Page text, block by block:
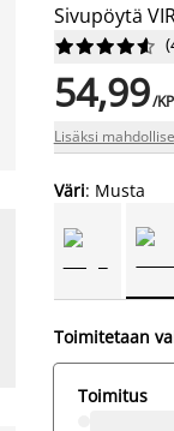
Sivupöytä





 (
54,99/
Lisäksi
Väri: Musta
Toimitetaan
Toimitus